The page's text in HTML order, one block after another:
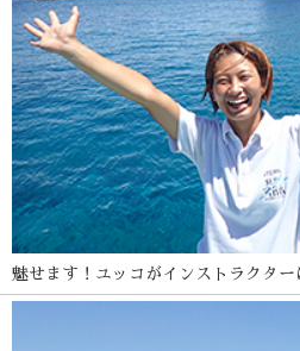
魅せます！ユッコがインストラクター